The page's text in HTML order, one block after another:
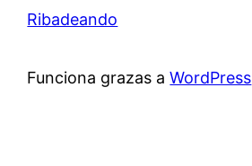
Ribadeando
Funciona grazas aWordPress